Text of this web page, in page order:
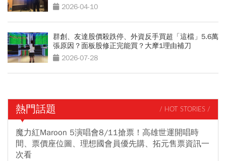
2026-04-10
群創、友達股價殺跌停、外資反手買超「這檔」5.6萬
張原因？面板股修正完能買？大摩1理由補刀
2026-07-28
熱門話題 / HOT STORIES /
魔力紅Maroon 5演唱會8/11搶票！高雄世運開唱時
間、票價座位圖、理想國會員優先購、拓元售票資訊一
次看